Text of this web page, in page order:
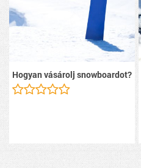
Hogyan vásárolj snowboardot?